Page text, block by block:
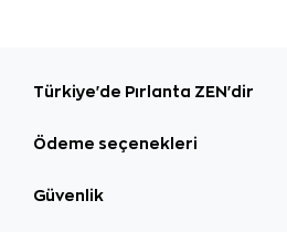
Türkiye'de Pırlanta ZEN'dir
Ödeme seçenekleri
Güvenlik